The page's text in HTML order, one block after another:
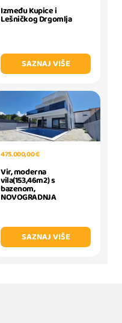
Između Kupice i
Lešničkog Drgomlja
SAZNAJ VIŠE
475.000,00 €
Vir, moderna
vila(153,46m2) s
bazenom,
NOVOGRADNJA
SAZNAJ VIŠE